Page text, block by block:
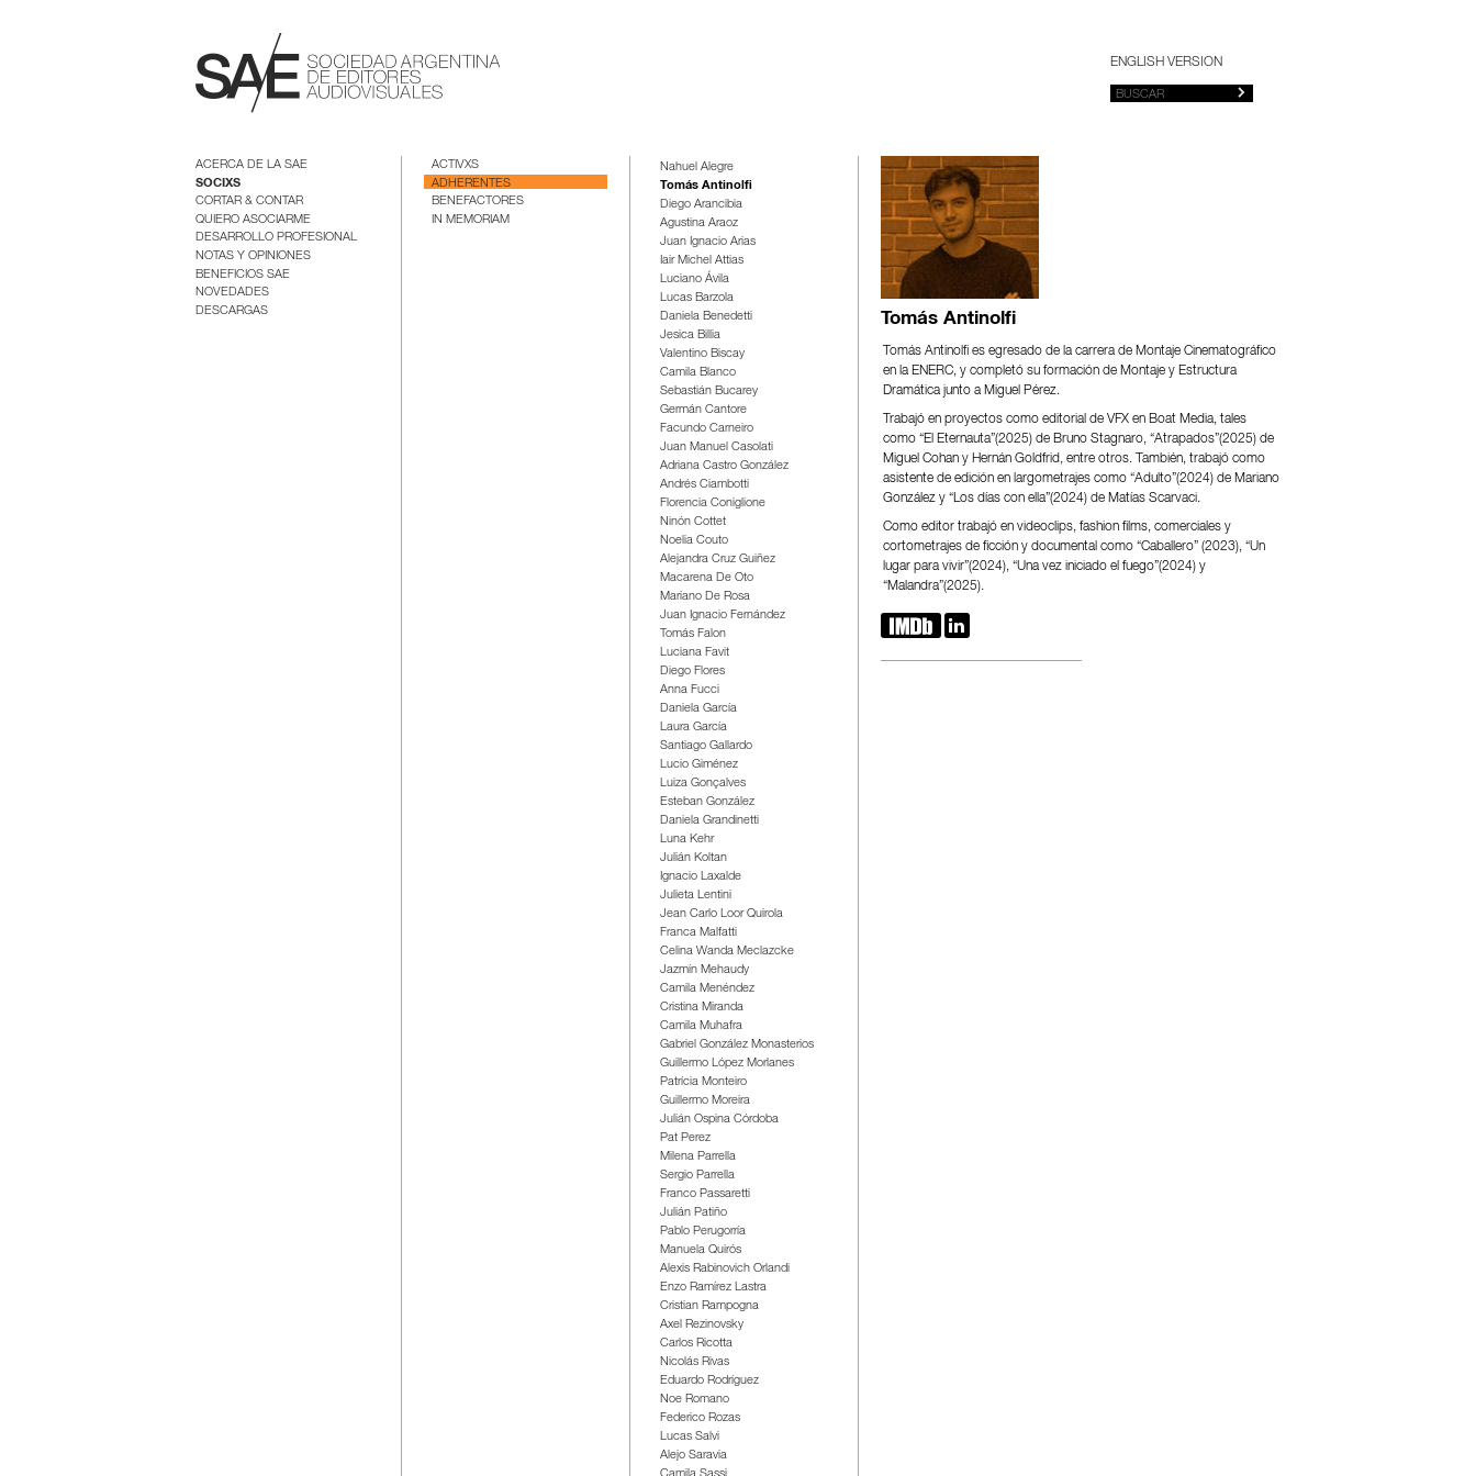
ENGLISH VERSION
ACERCA DE LA SAE
SOCIXS
CORTAR & CONTAR
QUIERO ASOCIARME
DESARROLLO PROFESIONAL
NOTAS Y OPINIONES
BENEFICIOS SAE
NOVEDADES
DESCARGAS
ACTIVXS
ADHERENTES
BENEFACTORES
IN MEMORIAM
Nahuel Alegre
Tomás Antinolfi
Diego Arancibia
Agustina Araoz
Juan Ignacio Arias
Iair Michel Attias
Luciano Ávila
Lucas Barzola
Daniela Benedetti
Jesica Billia
Valentino Biscay
Camila Blanco
Sebastián Bucarey
Germán Cantore
Facundo Carneiro
Juan Manuel Casolati
Adriana Castro González
Andrés Ciambotti
Florencia Coniglione
Ninón Cottet
Noelia Couto
Alejandra Cruz Guiñez
Macarena De Oto
Mariano De Rosa
Juan Ignacio Fernández
Tomás Falon
Luciana Favit
Diego Flores
Anna Fucci
Daniela García
Laura García
Santiago Gallardo
Lucio Giménez
Luiza Gonçalves
Esteban González
Daniela Grandinetti
Luna Kehr
Julián Koltan
Ignacio Laxalde
Julieta Lentini
Jean Carlo Loor Quirola
Franca Malfatti
Celina Wanda Meclazcke
Jazmín Mehaudy
Camila Menéndez
Cristina Miranda
Camila Muhafra
Gabriel González Monasterios
Guillermo López Morlanes
Patrícia Monteiro
Guillermo Moreira
Julián Ospina Córdoba
Pat Perez
Milena Parrella
Sergio Parrella
Franco Passaretti
Julián Patiño
Pablo Perugorría
Manuela Quirós
Alexis Rabinovich Orlandi
Enzo Ramírez Lastra
Cristian Rampogna
Axel Rezinovsky
Carlos Ricotta
Nicolás Rivas
Eduardo Rodríguez
Noe Romano
Federico Rozas
Lucas Salvi
Alejo Saravia
Tomás Antinolfi
Tomás Antinolfi es egresado de la carrera de Montaje Cinematográfico
en la ENERC, y completó su formación de Montaje y Estructura
Dramática junto a Miguel Pérez.
Trabajó en proyectos como editorial de VFX en Boat Media, tales
como “El Eternauta”(2025) de Bruno Stagnaro, “Atrapados”(2025) de
Miguel Cohan y Hernán Goldfrid, entre otros. También, trabajó como
asistente de edición en largometrajes como “Adulto”(2024) de Mariano
González y “Los días con ella”(2024) de Matías Scarvaci.
Como editor trabajó en videoclips, fashion films, comerciales y
cortometrajes de ficción y documental como “Caballero” (2023), “Un
lugar para vivir”(2024), “Una vez iniciado el fuego”(2024) y
“Malandra”(2025).
 